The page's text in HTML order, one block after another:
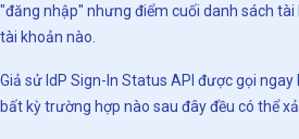
"đăng nhập" nhưng điểm cuối danh sách
tài khoản nào.
Giả sử IdP Sign-In Status API được gọi
bất kỳ trường hợp nào sau đây đều có thể